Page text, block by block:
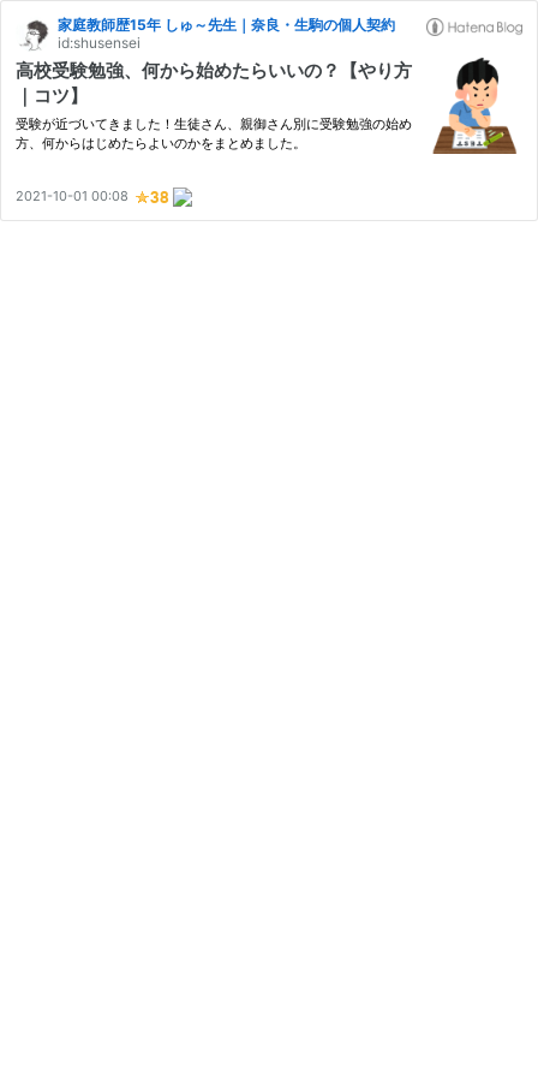
家庭教師歴15年 しゅ～先生｜奈良・生駒の個人契約
id:shusensei
高校受験勉強、何から始めたらいいの？【やり方
｜コツ】
受験が近づいてきました！生徒さん、親御さん別に受験勉強の始め
方、何からはじめたらよいのかをまとめました。
2021-10-01 00:08